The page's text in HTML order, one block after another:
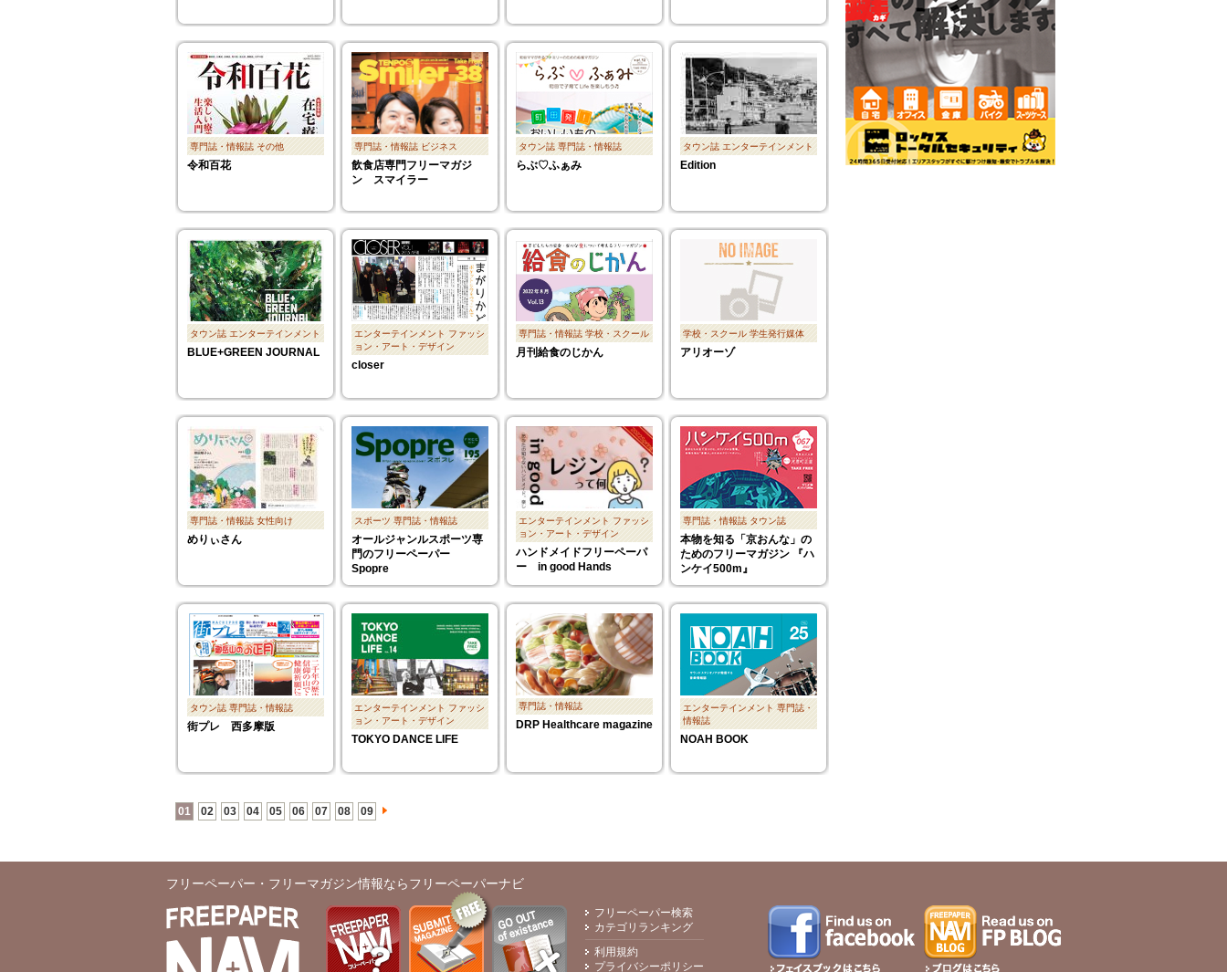
専門誌・情報誌 その他
令和百花
専門誌・情報誌 ビジネス
飲食店専門フリーマガジ
ン スマイラー
タウン誌 専門誌・情報誌
らぶ♡ふぁみ
タウン誌 エンターテインメント
Edition
タウン誌 エンターテインメント
BLUE+GREEN JOURNAL
エンターテインメント ファッシ
ョン・アート・デザイン
closer
専門誌・情報誌 学校・スクール
月刊給食のじかん
学校・スクール 学生発行媒体
アリオーゾ
専門誌・情報誌 女性向け
めりぃさん
スポーツ 専門誌・情報誌
オールジャンルスポーツ専
門のフリーペーパー
Spopre
エンターテインメント ファッシ
ョン・アート・デザイン
ハンドメイドフリーペーパ
ー in good Hands
専門誌・情報誌 タウン誌
本物を知る「京おんな」の
ためのフリーマガジン 『ハ
ンケイ500m』
タウン誌 専門誌・情報誌
街プレ 西多摩版
エンターテインメント ファッシ
ョン・アート・デザイン
TOKYO DANCE LIFE
専門誌・情報誌
DRP Healthcare magazine
エンターテインメント 専門誌・
情報誌
NOAH BOOK
01 02 03 04 05 06 07 08 09
フリーペーパー・フリーマガジン情報ならフリーペーパーナビ
フリーペーパー検索
カテゴリランキング
利用規約
プライバシーポリシー